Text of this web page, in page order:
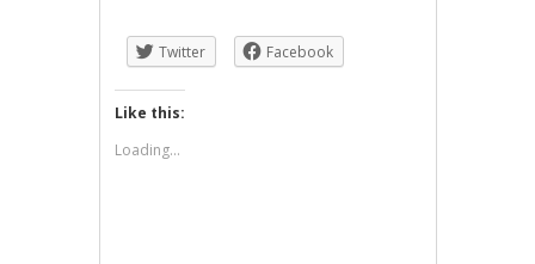
Twitter Facebook
Like this:
Loading...